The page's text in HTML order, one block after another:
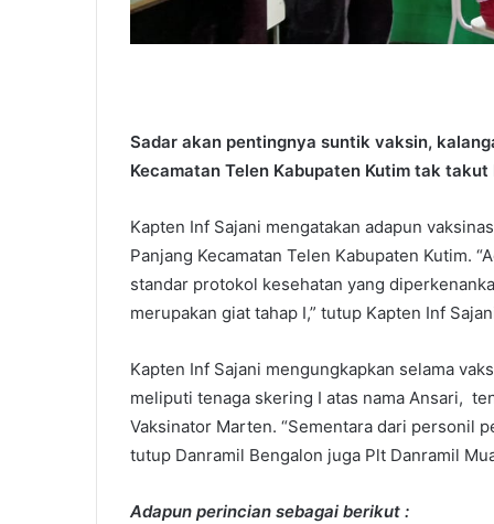
Sadar akan pentingnya suntik vaksin,
Kecamatan Telen Kabupaten Kutim tak
Kapten Inf Sajani mengatakan adapun
Panjang Kecamatan Telen Kabupaten Kutim.
standar protokol kesehatan yang
merupakan giat tahap I,” tutup Kapten Inf
Kapten Inf Sajani mengungkapkan selama
meliputi tenaga skering I atas nama Ansari,
Vaksinator Marten. “Sementara dari personil
tutup Danramil Bengalon juga Plt Danramil
Adapun perincian sebagai berikut :